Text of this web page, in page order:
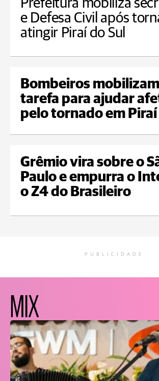
Prefeitura mobiliza
e Defesa Civil após
atingir Piraí do Sul
Bombeiros
tarefa para ajudar
pelo tornado em Piraí
Grêmio vira sobre o
Paulo e empurra o
o Z4 do Brasileiro
PUBLICIDADE
MIX